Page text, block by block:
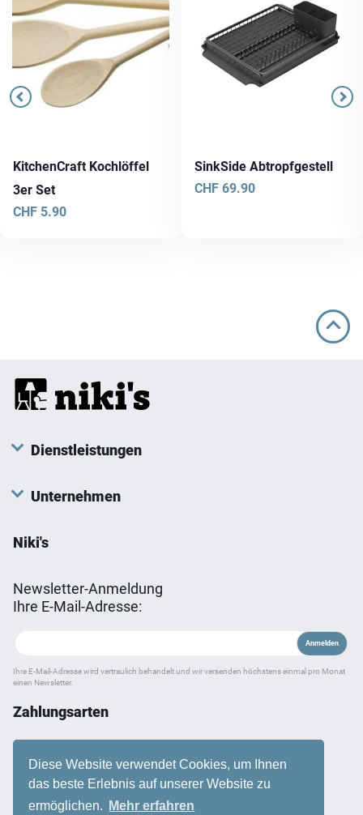
Diese Website verwendet Cookies, um Ihnen
das beste Erlebnis auf unserer Website zu
ermöglichen.
Mehr erfahren
KitchenCraft Kochlöffel
3er Set
CHF 5.90
SinkSide Abtropfgestell
CHF 69.90
Dienstleistungen
Unternehmen
Niki's
Newsletter-Anmeldung
Ihre E-Mail-Adresse:
Ihre E-Mail-Adresse wird vertraulich behandelt und wir versenden höchstens einmal pro Monat
einen Newsletter.
Zahlungsarten